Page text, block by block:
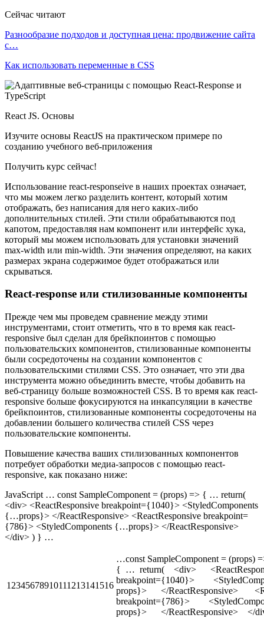
Сейчас читают
Разнообразие подходов и доступная цена: продвижение сайта
с…
Как использовать переменные в CSS
React JS. Основы
Изучите основы ReactJS на практическом примере по
созданию учебного веб-приложения
Получить курс сейчас!
Использование react-responseive в наших проектах означает,
что мы можем легко разделить контент, который хотим
отображать, без написания для него каких-либо
дополнительных стилей. Эти стили обрабатываются под
капотом, предоставляя нам компонент или интерфейс хука,
который мы можем использовать для установки значений
max-width или min-width. Эти значения определяют, на каких
размерах экрана содержимое будет отображаться или
скрываться.
React-response или стилизованные компоненты
Прежде чем мы проведем сравнение между этими
инструментами, стоит отметить, что в то время как react-
responsive был сделан для брейкпоинтов с помощью
пользовательских компонентов, стилизованные компоненты
были сосредоточены на создании компонентов с
пользовательскими стилями CSS. Это означает, что эти два
инструмента можно объединить вместе, чтобы добавить на
веб-страницу больше возможностей CSS. В то время как react-
responsive больше фокусируются на инкапсуляции в качестве
брейкпоинтов, стилизованные компоненты сосредоточены на
добавлении большего количества стилей CSS через
пользовательские компоненты.
Повышение качества ваших стилизованных компонентов
потребует обработки медиа-запросов с помощью react-
responsive, как показано ниже:
JavaScript … const SampleComponent = (props) => { … return(
<div> <ReactResponsive breakpoint={1040}> <StyledComponents
{…props}> </ReactResponsive> <ReactResponsive breakpoint=
{786}> <StyledComponents {…props}> </ReactResponsive>
</div> ) } …
12345678910111213141516
…const SampleComponent = (props)
{ … return( <div>
breakpoint={1040}>
props}> </ReactResponsive>
breakpoint={786}>
props}> </ReactResponsive> </